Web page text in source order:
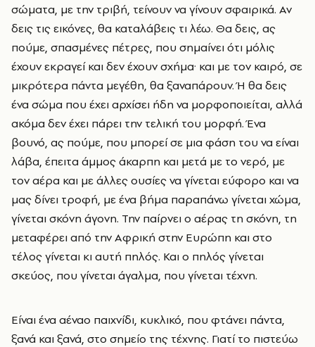
σώματα, με την τριβή, τείνουν να γίνουν σφαιρικά. Αν
δεις τις εικόνες, θα καταλάβεις τι λέω. Θα δεις, ας
πούμε, σπασμένες πέτρες, που σημαίνει ότι μόλις
έχουν εκραγεί και δεν έχουν σχήμα· και με τον καιρό, σε
μικρότερα πάντα μεγέθη, θα ξαναπάρουν. Ή θα δεις
ένα σώμα που έχει αρχίσει ήδη να μορφοποιείται, αλλά
ακόμα δεν έχει πάρει την τελική του μορφή. Ένα
βουνό, ας πούμε, που μπορεί σε μια φάση του να είναι
λάβα, έπειτα άμμος άκαρπη και μετά με το νερό, με
τον αέρα και με άλλες ουσίες να γίνεται εύφορο και να
μας δίνει τροφή, με ένα βήμα παραπάνω γίνεται χώμα,
γίνεται σκόνη άγονη. Την παίρνει ο αέρας τη σκόνη, τη
μεταφέρει από την Αφρική στην Ευρώπη και στο
τέλος γίνεται κι αυτή πηλός. Και ο πηλός γίνεται
σκεύος, που γίνεται άγαλμα, που γίνεται τέχνη.
Είναι ένα αέναο παιχνίδι, κυκλικό, που φτάνει πάντα,
ξανά και ξανά, στο σημείο της τέχνης. Γιατί το πιστεύω